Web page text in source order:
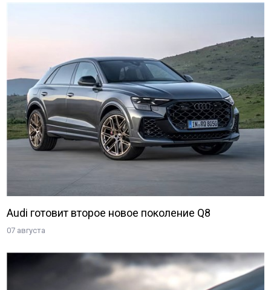
Audi готовит второе новое поколение Q8
07 августа